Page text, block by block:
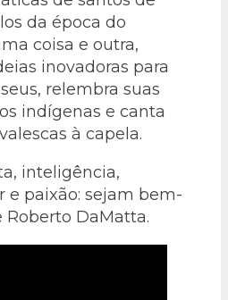
da época do
coisa e outra,
inovadoras para
relembra suas
indígenas e canta
à capela.
inteligência,
e paixão: sejam bem-
Roberto DaMatta.